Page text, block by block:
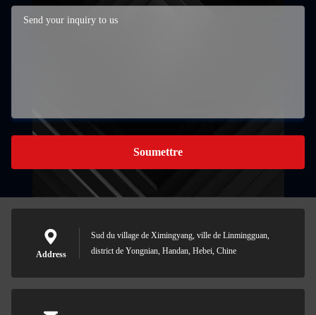
Soumettre
Address
Sud du village de Ximingyang, ville de Linmingguan,
district de Yongnian, Handan, Hebei, Chine